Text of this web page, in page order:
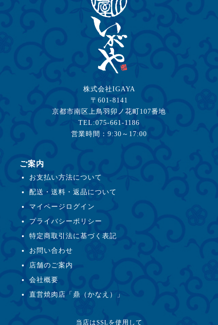
株式会社IGAYA
〒601-8141
京都市南区上鳥羽卯ノ花町107番地
TEL:075-661-1186
営業時間：9:30～17:00
ご案内
お支払い方法について
配送・送料・返品について
マイページログイン
プライバシーポリシー
特定商取引法に基づく表記
お問い合わせ
店舗のご案内
会社概要
直営焼肉店「鼎（かなえ）」
当店はSSLを使用して